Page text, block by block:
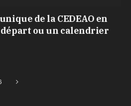
de la CEDEAO en
départ ou un calendrier
Next